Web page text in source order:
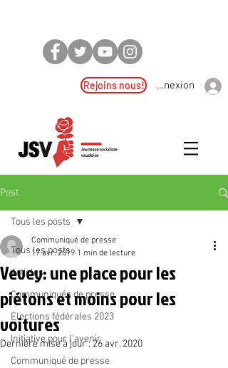
Rejoins nous! Connexion
Post
Tous les posts
Articles
Communiqués de presse
Elections fédérales 2023
Initiative pour l'avenir
Communiqué de presse
Tous les posts
Vevey: une place pour les
piétons et moins pour les
voitures
Communiqué de presse
17 avr. 2019 1 min de lecture
Dernière mise à jour :26 avr. 2020